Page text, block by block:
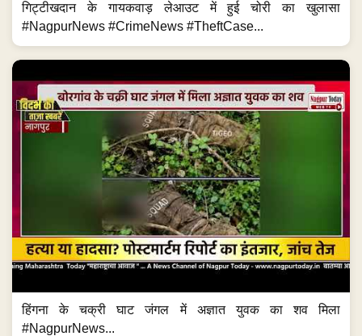
गिट्टीखदान के गायकवाड़ लेआउट में हुई चोरी का खुलासा
#NagpurNews #CrimeNews #TheftCase...
हिंगना के चक्री घाट जंगल में अज्ञात युवक का शव मिला
#NagpurNews...